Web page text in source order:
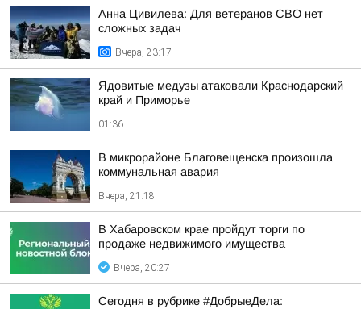
Анна Цивилева: Для ветеранов СВО нет
сложных задач
Вчера, 23:17
Ядовитые медузы атаковали Краснодарский
край и Приморье
01:36
В микрорайоне Благовещенска произошла
коммунальная авария
Вчера, 21:18
В Хабаровском крае пройдут торги по
продаже недвижимого имущества
Вчера, 20:27
Сегодня в рубрике #ДобрыеДела: